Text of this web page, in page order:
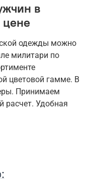
в
цене
одежды можно
милитари по
цветовой гамме. В
Принимаем
расчет. Удобная